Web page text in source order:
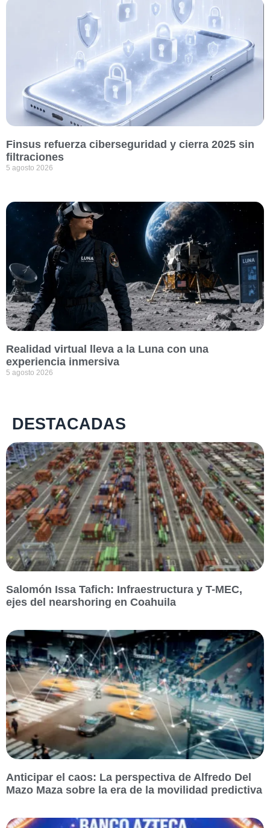
Finsus refuerza ciberseguridad y cierra 2025 sin
filtraciones
5 agosto 2026
Realidad virtual lleva a la Luna con una
experiencia inmersiva
5 agosto 2026
DESTACADAS
Salomón Issa Tafich: Infraestructura y T-MEC,
ejes del nearshoring en Coahuila
Anticipar el caos: La perspectiva de Alfredo Del
Mazo Maza sobre la era de la movilidad predictiva